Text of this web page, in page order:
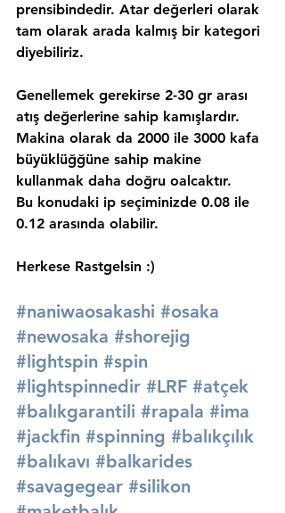
prensibindedir. Atar değerleri olarak
tam olarak arada kalmış bir kategori
diyebiliriz.
Genellemek gerekirse 2-30 gr arası
atış değerlerine sahip kamışlardır.
Makina olarak da 2000 ile 3000 kafa
büyüklüğğüne sahip makine
kullanmak daha doğru oalcaktır.
Bu konudaki ip seçiminizde 0.08 ile
0.12 arasında olabilir.
Herkese Rastgelsin :)
#naniwaosakashi #osaka
#newosaka #shorejig
#lightspin #spin
#lightspinnedir #LRF #atçek
#balıkgarantili #rapala #ima
#jackfin #spinning #balıkçılık
#balıkavı #balkarides
#savagegear #silikon